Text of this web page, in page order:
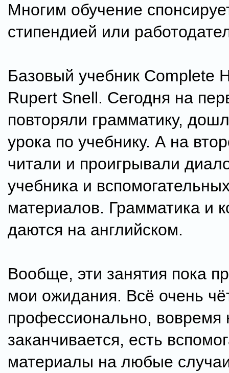
Многим обучение
стипендией или
Базовый учебник Complete
Rupert Snell. Сегодня на
повторяли грамматику,
урока по учебнику. А на
читали и проигрывали
учебника и
материалов. Грамматика и
даются на английском.
Вообще, эти занятия пока
мои ожидания. Всё очень
профессионально, вовремя
заканчивается, есть
материалы на любые